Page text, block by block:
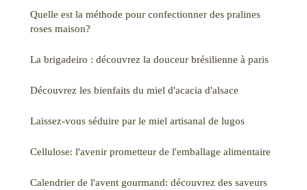
Quelle est la méthode pour confectionner des pralines
roses maison?
La brigadeiro : découvrez la douceur brésilienne à paris
Découvrez les bienfaits du miel d'acacia d'alsace
Laissez-vous séduire par le miel artisanal de lugos
Cellulose: l'avenir prometteur de l'emballage alimentaire
Calendrier de l'avent gourmand: découvrez des saveurs